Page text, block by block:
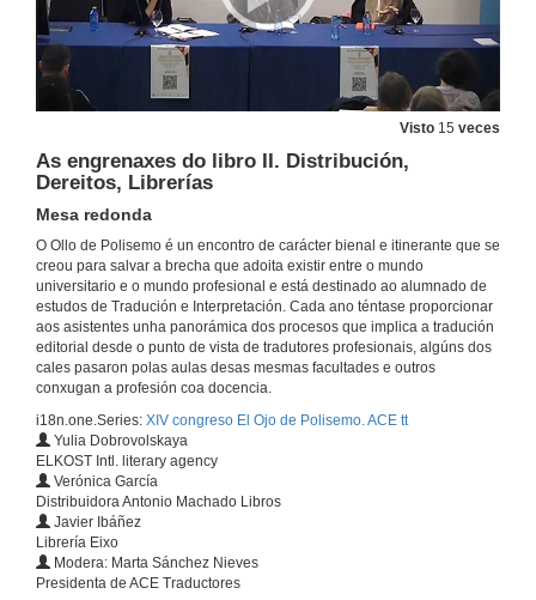
Visto 15 veces
As engrenaxes do libro II. Distribución,
Dereitos, Librerías
Mesa redonda
O Ollo de Polisemo é un encontro de carácter bienal e itinerante que se
creou para salvar a brecha que adoita existir entre o mundo
universitario e o mundo profesional e está destinado ao alumnado de
estudos de Tradución e Interpretación. Cada ano téntase proporcionar
aos asistentes unha panorámica dos procesos que implica a tradución
editorial desde o punto de vista de tradutores profesionais, algúns dos
cales pasaron polas aulas desas mesmas facultades e outros
conxugan a profesión coa docencia.
i18n.one.Series: XIV congreso El Ojo de Polisemo. ACE tt
Yulia Dobrovolskaya
ELKOST Intl. literary agency
Verónica García
Distribuidora Antonio Machado Libros
Javier Ibáñez
Librería Eixo
Modera: Marta Sánchez Nieves
Presidenta de ACE Traductores
Citas con outras literaturas II
7 de mar. de 2024
7 de mar. de 2024
As engrenaxes do Libro I
Mesa redonda
7 de mar. de 2024
Mesa redonda
Mesa redonda
8 de mar. de 2024